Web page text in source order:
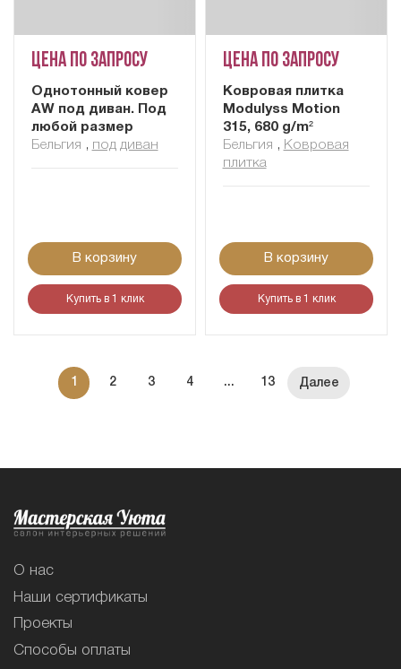
Цена по запросу
Однотонный ковер
AW под диван. Под
любой размер
Бельгия , под диван
В корзину
Купить в 1 клик
Цена по запросу
Ковровая плитка
Modulyss Motion
315, 680 g/m²
Бельгия , Ковровая
плитка
В корзину
Купить в 1 клик
1 2 3 4 ... 13
О нас
Наши сертификаты
Проекты
Способы оплаты